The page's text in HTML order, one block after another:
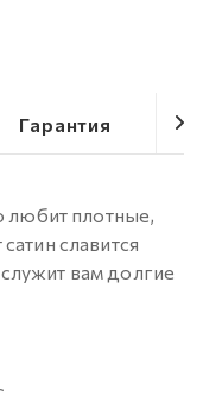
Гарантия
любит плотные,
славится
вам долгие